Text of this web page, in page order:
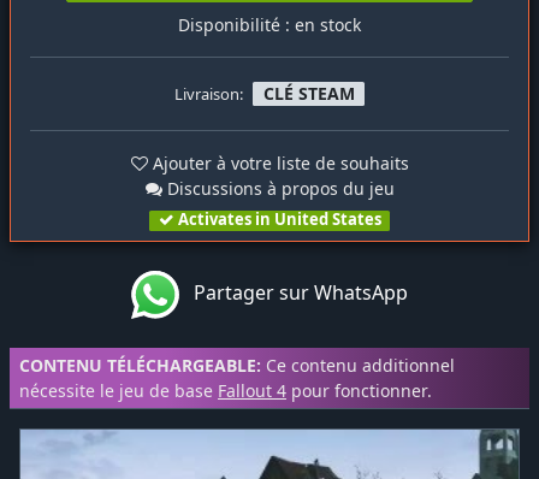
Disponibilité : en stock
Livraison: CLÉ STEAM
Ajouter à votre liste de souhaits
Discussions à propos du jeu
Activates in United States
Partager sur WhatsApp
CONTENU TÉLÉCHARGEABLE: Ce contenu additionnel
nécessite le jeu de base Fallout 4 pour fonctionner.